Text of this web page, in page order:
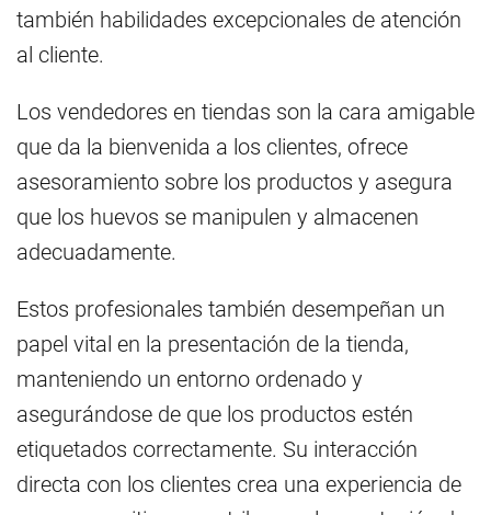
también habilidades excepcionales de atención
al cliente.
Los vendedores en tiendas son la cara amigable
que da la bienvenida a los clientes, ofrece
asesoramiento sobre los productos y asegura
que los huevos se manipulen y almacenen
adecuadamente.
Estos profesionales también desempeñan un
papel vital en la presentación de la tienda,
manteniendo un entorno ordenado y
asegurándose de que los productos estén
etiquetados correctamente. Su interacción
directa con los clientes crea una experiencia de